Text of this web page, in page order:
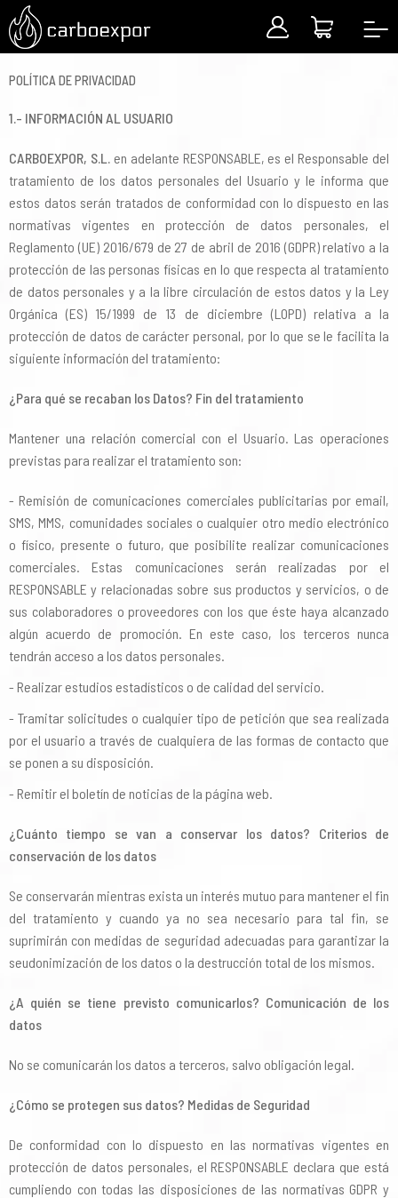
POLÍTICA DE PRIVACIDAD
1.- INFORMACIÓN AL USUARIO
CARBOEXPOR, S.L.en adelante RESPONSABLE, es el Responsable del
tratamiento de los datos personales del Usuario y le informa que
estos datos serán tratados de conformidad con lo dispuesto en las
normativas vigentes en protección de datos personales, el
Reglamento (UE) 2016/679 de 27 de abril de 2016 (GDPR) relativo a la
protección de las personas físicas en lo que respecta al tratamiento
de datos personales y a la libre circulación de estos datos y la Ley
Orgánica (ES) 15/1999 de 13 de diciembre (LOPD) relativa a la
protección de datos de carácter personal, por lo que se le facilita la
siguiente información del tratamiento:
¿Para qué se recaban los Datos? Fin del tratamiento
Mantener una relación comercial con el Usuario. Las operaciones
previstas para realizar el tratamiento son:
Remisión de comunicaciones comerciales publicitarias por email,
SMS, MMS, comunidades sociales o cualquier otro medio electrónico
o físico, presente o futuro, que posibilite realizar comunicaciones
comerciales. Estas comunicaciones serán realizadas por el
RESPONSABLE y relacionadas sobre sus productos y servicios, o de
sus colaboradores o proveedores con los que éste haya alcanzado
algún acuerdo de promoción. En este caso, los terceros nunca
tendrán acceso a los datos personales.
Realizar estudios estadísticos o de calidad del servicio.
Tramitar solicitudes o cualquier tipo de petición que sea realizada
por el usuario a través de cualquiera de las formas de contacto que
se ponen a su disposición.
Remitir el boletín de noticias de la página web.
¿Cuánto tiempo se van a conservar los datos? Criterios de
conservación de los datos
Se conservarán mientras exista un interés mutuo para mantener el fin
del tratamiento y cuando ya no sea necesario para tal fin, se
suprimirán con medidas de seguridad adecuadas para garantizar la
seudonimización de los datos o la destrucción total de los mismos.
¿A quién se tiene previsto comunicarlos? Comunicación de los
datos
No se comunicarán los datos a terceros, salvo obligación legal.
¿Cómo se protegen sus datos? Medidas de Seguridad
De conformidad con lo dispuesto en las normativas vigentes en
protección de datos personales, el RESPONSABLE declara que está
cumpliendo con todas las disposiciones de las normativas GDPR y
Certificaciones
Historia
Servicios
Política de Privacidad
Términos y Condiciones
Política de Cookies